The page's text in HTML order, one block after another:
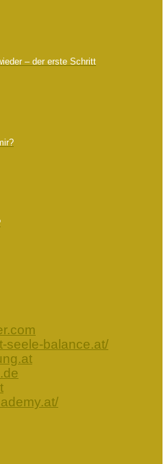
– der erste Schritt
seele-balance.at/